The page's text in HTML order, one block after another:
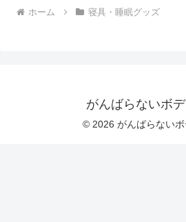
ホーム 寝具・睡眠グッズ
がんばらないボ
© 2026 がんばらないボ